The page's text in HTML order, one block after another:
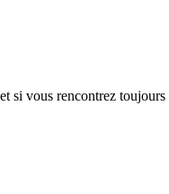
si vous rencontrez